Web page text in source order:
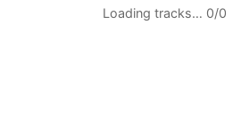
Loading tracks… 0/0